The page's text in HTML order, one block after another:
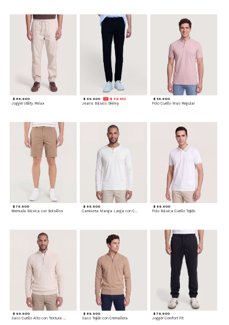
$ 89.900
Jogger Utility Relax
$ 99.900 $ 89.910
Jeans Básico Skinny
$ 59.900
Polo Cuello Mao Regular
$ 79.900
Bermuda Básica con Bolsillos
$ 69.900 $ 69.900
Polo Básica Cuello Tejido
$ 99.900
Saco Cuello Alto con Textura Trenzada
$ 89.900
Saco Tejido con Cremallera
$ 79.900
Jogger Comfort Fit